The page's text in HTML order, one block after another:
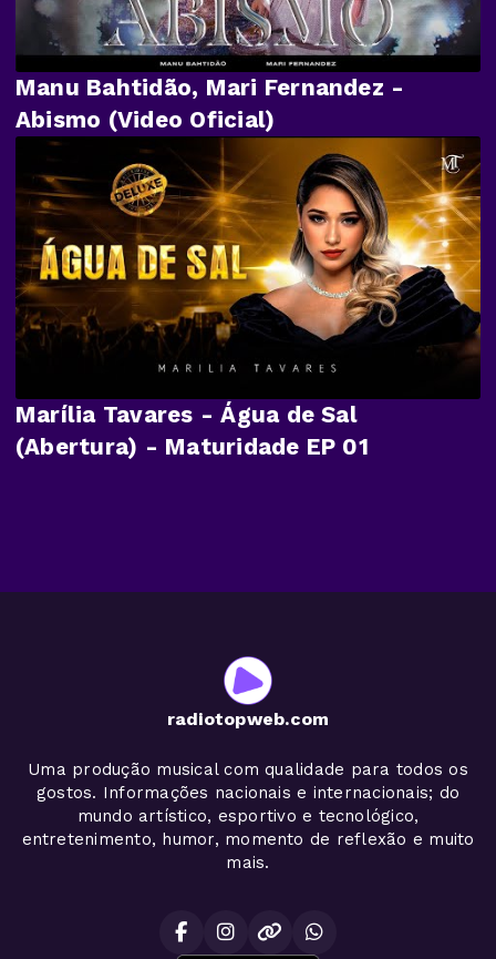
Manu Bahtidão, Mari Fernandez -
Abismo (Video Oficial)
Marília Tavares - Água de Sal
(Abertura) - Maturidade EP 01
radiotopweb.com
Uma produção musical com qualidade para todos os
gostos. Informações nacionais e internacionais; do
mundo artístico, esportivo e tecnológico,
entretenimento, humor, momento de reflexão e muito
mais.